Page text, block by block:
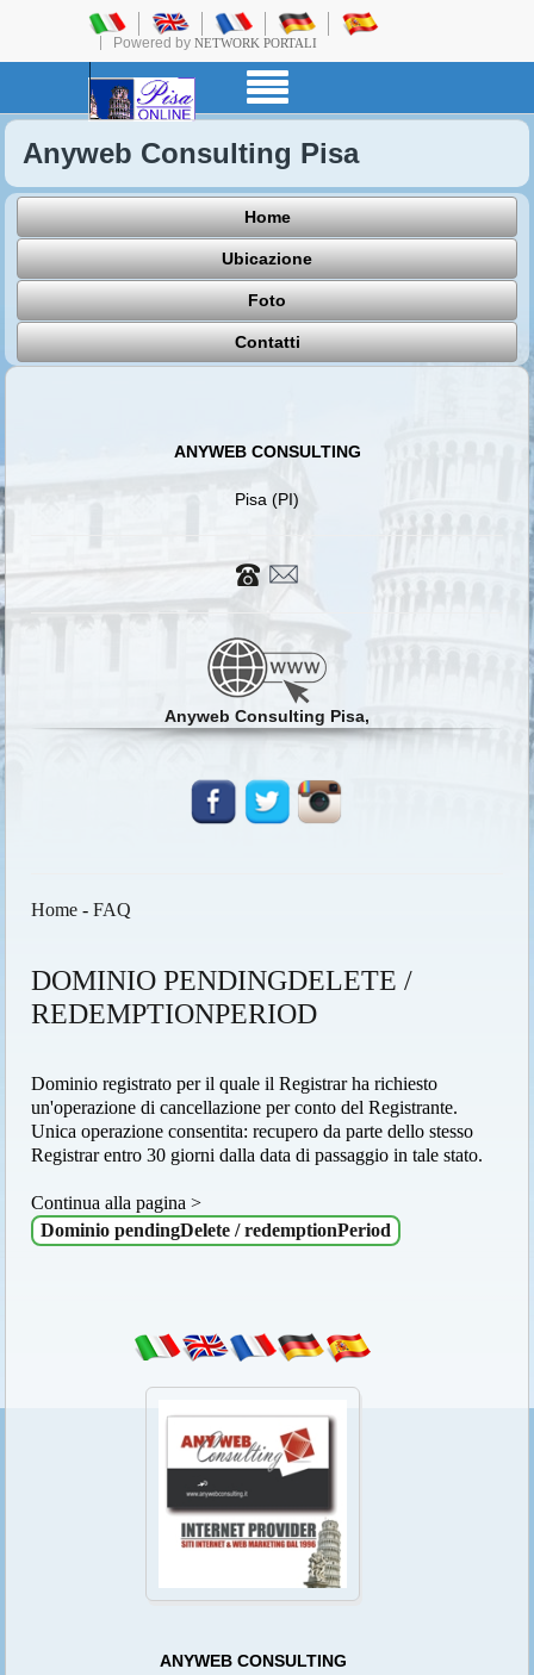
Powered by NETWORK PORTALI
Anyweb Consulting Pisa
Home
Ubicazione
Foto
Contatti
ANYWEB CONSULTING
Pisa (PI)
Anyweb Consulting Pisa,
Home -FAQ
DOMINIO PENDINGDELETE /
REDEMPTIONPERIOD
Dominio registrato per il quale il Registrar ha richiesto
un'operazione di cancellazione per conto del Registrante.
Unica operazione consentita: recupero da parte dello stesso
Registrar entro 30 giorni dalla data di passaggio in tale stato.
Continua alla pagina >
Dominio pendingDelete / redemptionPeriod
ANYWEB CONSULTING